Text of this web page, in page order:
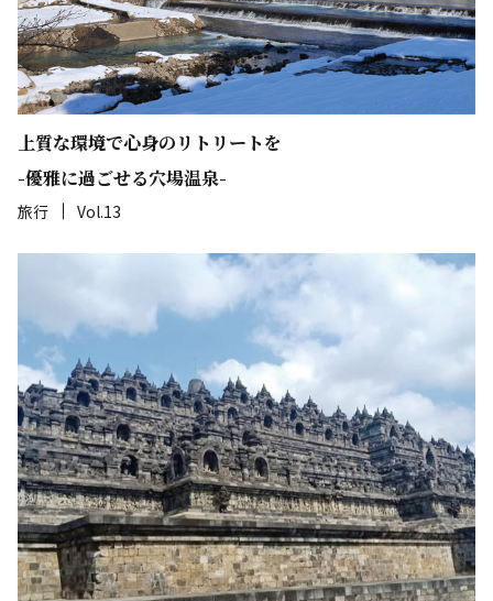
上質な環境で心身のリトリートを
-優雅に過ごせる穴場温泉-
旅行 Vol.13